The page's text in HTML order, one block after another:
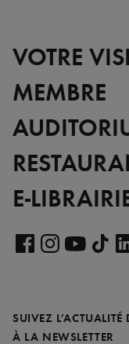
VOTRE
MEMBRE
E-
FacebookInstagram
YouTube
TikTok
SUIVEZ
À LA NEWSLETTER